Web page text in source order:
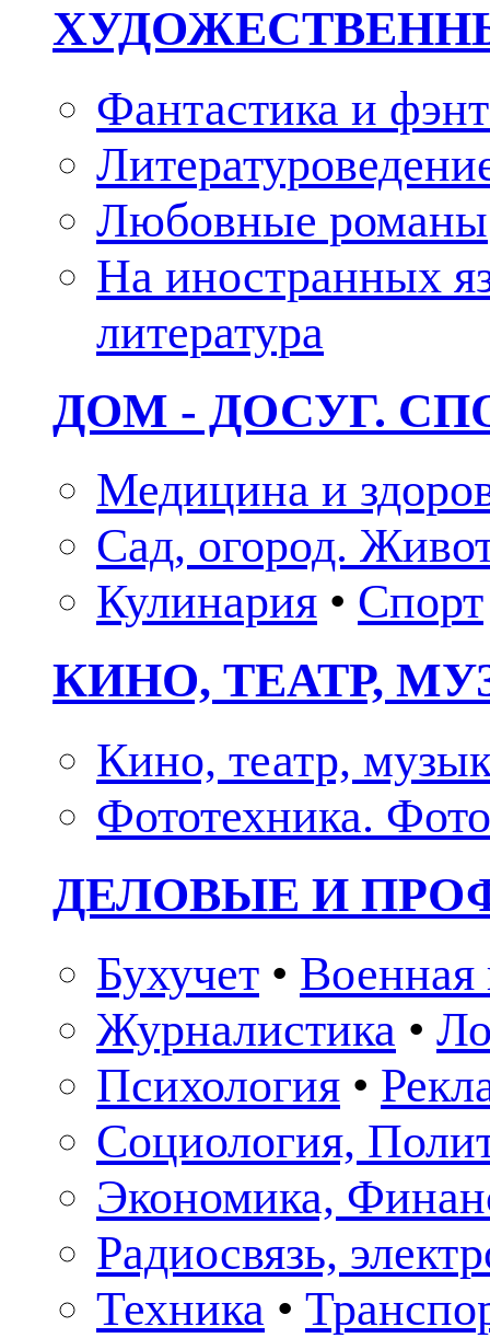
Фантастика и
Любовные романы
На иностранных
литература
ДОМ - ДОСУГ.
Медицина и
Сад, огород.
Кулинария • Спорт
КИНО, ТЕАТР,
Кино, театр,
Фототехника.
ДЕЛОВЫЕ И
Бухучет • Военная
Журналистика •
Психология •
Социология,
Экономика,
Радиосвязь,
Техника •